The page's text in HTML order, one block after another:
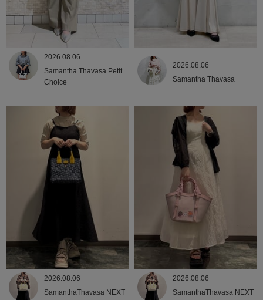
2026.08.06
Samantha Thavasa Petit
Choice
2026.08.06
Samantha Thavasa
2026.08.06
SamanthaThavasa NEXT
2026.08.06
SamanthaThavasa NEXT